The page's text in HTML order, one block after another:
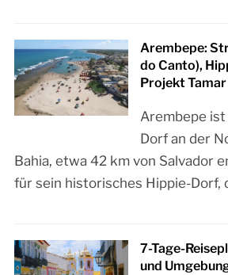
Arembepe:
do Canto),
Projekt Tamar
Arembepe
Dorf an der
Bahia, etwa 42 km von Salvador
für sein historisches Hippie-Dorf,
7-Tage-
und